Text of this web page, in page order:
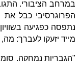
במרחב הציבורי.
הפרוגרסיבי כבל
נתפסה כפגיעה
מייד יזעקו לעברך:
"הגבריות נמחקה,